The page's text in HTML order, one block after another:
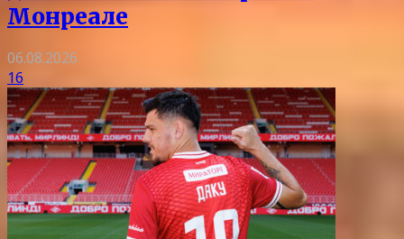
Монреале
06.08.2026
16